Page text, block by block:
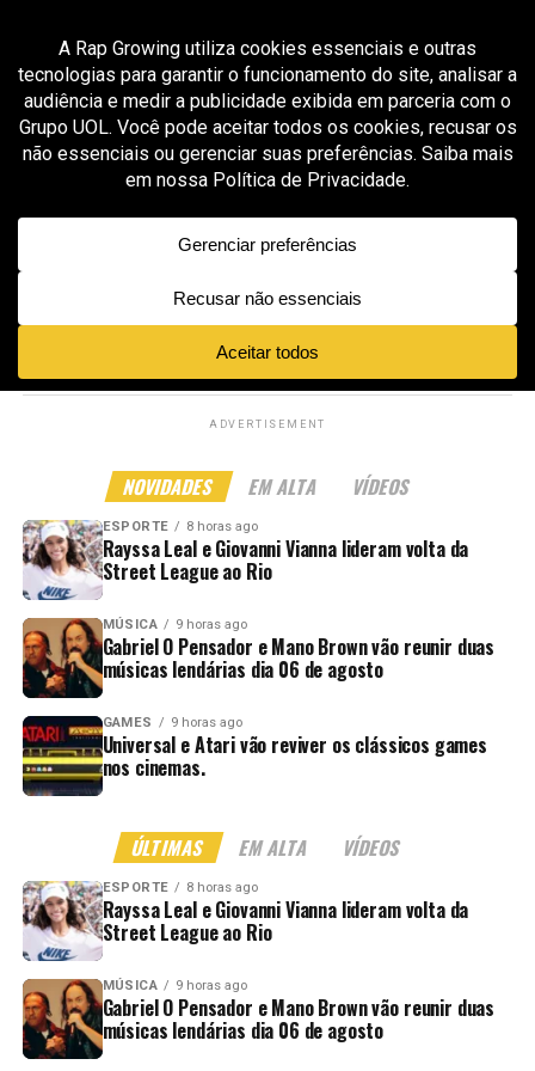
All posts tagged "marco vernice"
GROOVER X RAP GROWING 1 mês ago
HZPROD transforma hip-hop cinematográfico
em campanha humanitária no projeto “War
Torn”
GROOVER X RAP GROWING
sobre guerra, esperança e resistência global
ADVERTISEMENT
NOVIDADES EM ALTA VÍDEOS
ESPORTE 8 horas ago
Rayssa Leal e Giovanni Vianna lideram volta da
Street League ao Rio
MÚSICA 9 horas ago
Gabriel O Pensador e Mano Brown vão reunir duas
músicas lendárias dia 06 de agosto
GAMES 9 horas ago
Universal e Atari vão reviver os clássicos games
nos cinemas.
ÚLTIMAS EM ALTA VÍDEOS
ESPORTE 8 horas ago
Rayssa Leal e Giovanni Vianna lideram volta da
Street League ao Rio
MÚSICA 9 horas ago
Gabriel O Pensador e Mano Brown vão reunir duas
músicas lendárias dia 06 de agosto